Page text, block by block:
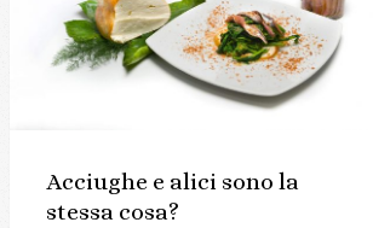
Acciughe e alici sono la
stessa cosa?